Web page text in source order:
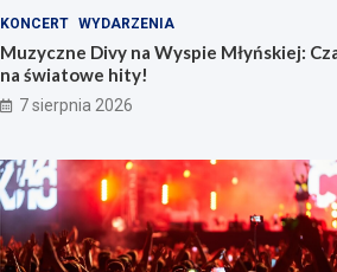
KONCERT WYDARZENIA
Muzyczne Divy na Wyspie Młyńskiej:
na światowe hity!
7 sierpnia 2026